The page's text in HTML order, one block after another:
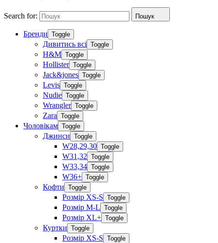
Search for: Пошук
Бренди Toggle
Дивитись всі Toggle
H&M Toggle
Hollister Toggle
Jack&jones Toggle
Levis Toggle
Nudie Toggle
Wrangler Toggle
Zara Toggle
Чоловікам Toggle
Джинси Toggle
W28,29,30 Toggle
W31,32 Toggle
W33,34 Toggle
W36+ Toggle
Кофти Toggle
Розмір XS-S Toggle
Розмір M-L Toggle
Розмір XL+ Toggle
Куртки Toggle
Розмір XS-S Toggle